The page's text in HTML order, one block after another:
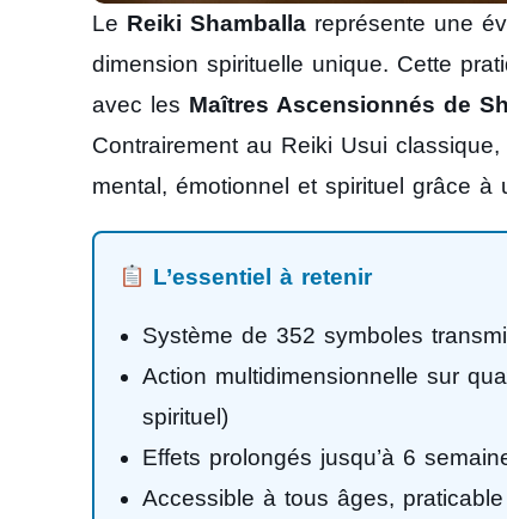
Le Reiki Shamballa représente une
dimension spirituelle unique. Cette
avec les Maîtres Ascensionnés de
Contrairement au Reiki Usui
mental, émotionnel et spirituel grâce à
L’essentiel à retenir
Système de 352 symboles
Action multidimensionnelle sur
spirituel)
Effets prolongés jusqu’à 6
Accessible à tous âges,